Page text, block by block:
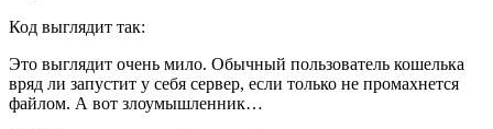
Код выглядит так:
Это выглядит очень мило. Обычный пользователь кошелька
вряд ли запустит у себя сервер, если только не промахнется
файлом. А вот злоумышленник…